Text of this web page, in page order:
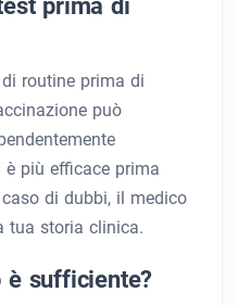
prima di
di routine prima di
può
è più efficace prima
di dubbi, il medico
tua storia clinica.
è sufficiente?